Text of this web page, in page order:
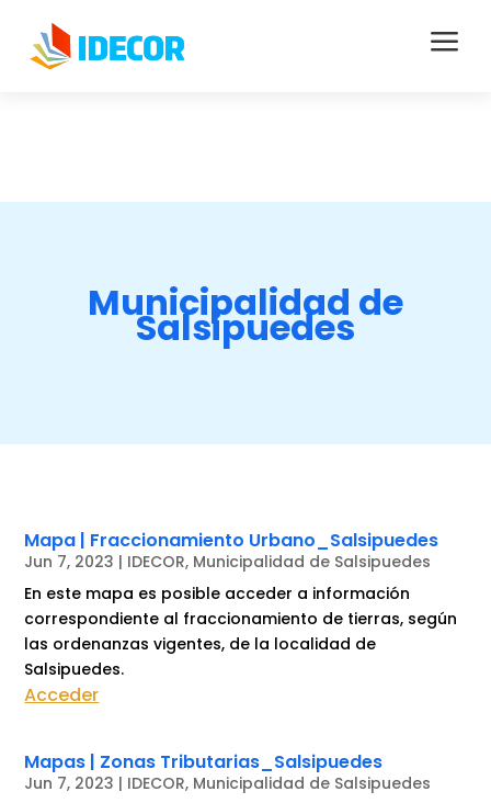
a
Municipalidad de
Salsipuedes
Mapa | Fraccionamiento Urbano_Salsipuedes
Jun 7, 2023 | IDECOR, Municipalidad de Salsipuedes
En este mapa es posible acceder a información
correspondiente al fraccionamiento de tierras, según
las ordenanzas vigentes, de la localidad de
Salsipuedes.
Acceder
Mapas | Zonas Tributarias_Salsipuedes
Jun 7, 2023 | IDECOR, Municipalidad de Salsipuedes